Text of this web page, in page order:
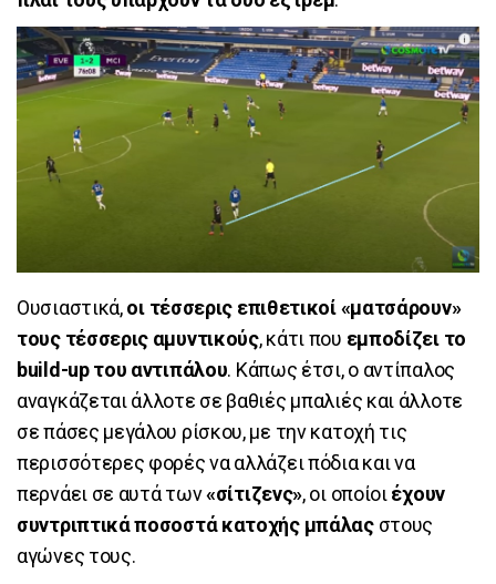
Ουσιαστικά,οι τέσσερις επιθετικοί «ματσάρουν»
τους τέσσερις αμυντικούς, κάτι που εμποδίζει το
build-up του αντιπάλου. Κάπως έτσι, ο αντίπαλος
αναγκάζεται άλλοτε σε βαθιές μπαλιές και άλλοτε
σε πάσες μεγάλου ρίσκου, με την κατοχή τις
περισσότερες φορές να αλλάζει πόδια και να
περνάει σε αυτά των«σίτιζενς», οι οποίοιέχουν
συντριπτικά ποσοστά κατοχής μπάλαςστους
αγώνες τους.